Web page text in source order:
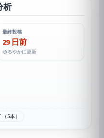
析
最終投稿
29 日前
ゆるやかに更新
5本）